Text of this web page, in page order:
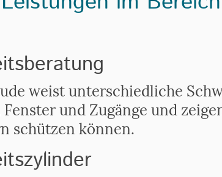
weist unterschiedliche
und Zugänge und
schützen können.